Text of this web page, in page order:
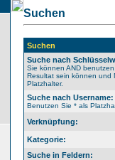
Suchen
Suchen
Suche nach
Sie können AND
Resultat sein können und
Platzhalter.
Suche nach Username:
Benutzen Sie * als
Verknüpfung:
Kategorie:
Suche in Feldern: